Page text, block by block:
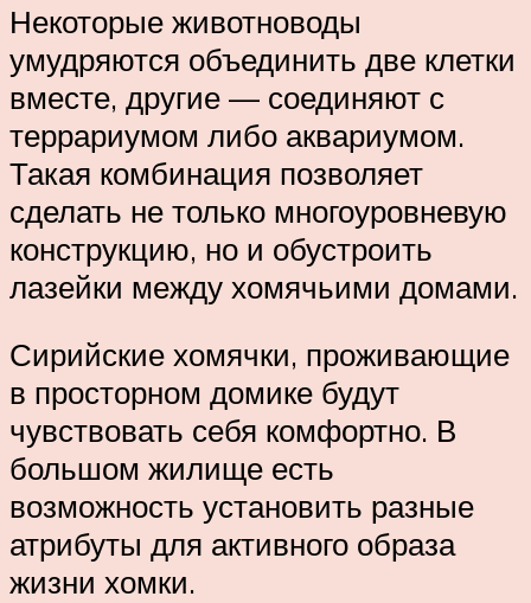
Некоторые животноводы
умудряются объединить две клетки
вместе, другие — соединяют с
террариумом либо аквариумом.
Такая комбинация позволяет
сделать не только многоуровневую
конструкцию, но и обустроить
лазейки между хомячьими домами.
Сирийские хомячки, проживающие
в просторном домике будут
чувствовать себя комфортно. В
большом жилище есть
возможность установить разные
атрибуты для активного образа
жизни хомки.